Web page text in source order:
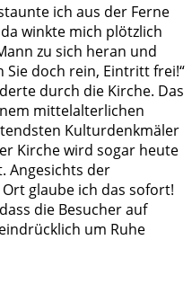
ich aus der Ferne
winkte mich plötzlich
zu sich heran und
Sie doch rein, Eintritt frei!“
durch die Kirche. Das
mittelalterlichen
Kulturdenkmäler
Kirche wird sogar heute
Angesichts der
glaube ich das sofort!
die Besucher auf
um Ruhe